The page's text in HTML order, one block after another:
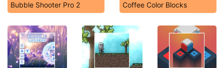
Bubble Shooter Pro 2 Coffee Color Blocks